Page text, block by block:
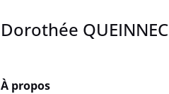
Dorothée QUEINNEC
À propos